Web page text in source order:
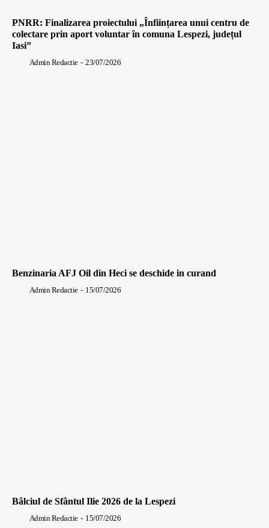
PNRR: Finalizarea proiectului „Înființarea unui centru de
colectare prin aport voluntar în comuna Lespezi, județul
Iasi”
Admin Redactie - 23/07/2026
Benzinaria AFJ Oil din Heci se deschide in curand
Admin Redactie - 15/07/2026
Bâlciul de Sfântul Ilie 2026 de la Lespezi
Admin Redactie - 15/07/2026